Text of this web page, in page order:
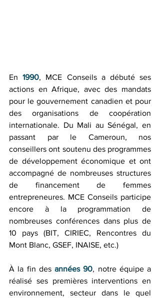
En 1990, MCE Conseils a débuté ses
actions en Afrique, avec des mandats
pour le gouvernement canadien et pour
des organisations de coopération
internationale. Du Mali au Sénégal, en
passant par le Cameroun, nos
conseillers ont soutenu des programmes
de développement économique et ont
accompagné de nombreuses structures
de financement de femmes
entrepreneures. MCE Conseils participe
encore à la programmation de
nombreuses conférences dans plus de
10 pays (BIT, CIRIEC, Rencontres du
Mont Blanc, GSEF, INAISE, etc.)
À la fin des années 90, notre équipe a
réalisé ses premières interventions en
environnement, secteur dans le quel